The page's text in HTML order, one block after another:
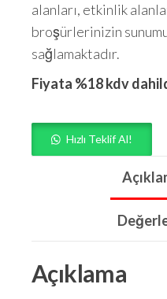
alanları, etkinlik
broşürlerinizin
sağlamaktadır.
Fiyata %18 kdv
Hızlı Teklif Al!
Açıklama